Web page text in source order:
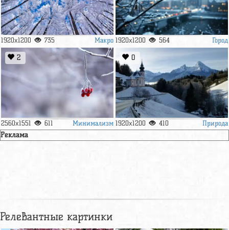
1920x1200 735 Макро 1920x1200 564 Город
2
2560x1551 611 Минимализм
0
1920x1200 410 Природа
Реклама
Релевантные картинки